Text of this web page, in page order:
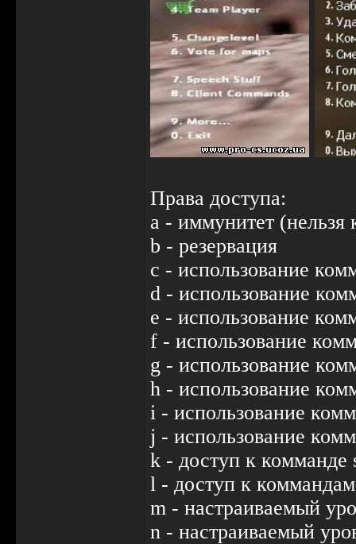
Права доступа:
a - иммунитет (нельзя
b - резервация
c - использование
d - использование
e - использование
f - использование
g - использование
h - использование
i - использование
j - использование
k - доступ к комманде
l - доступ к
m - настраиваемый
n - настраиваемый